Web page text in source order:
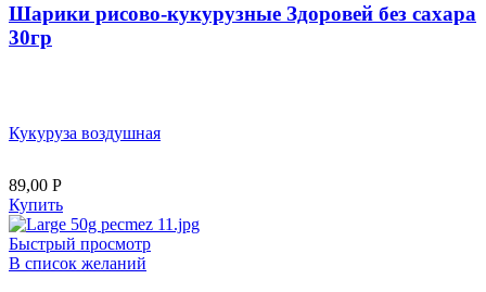
Шарики рисово-кукурузные Здоровей без сахара
30гр
Кукуруза воздушная
89,00 Р
Купить
Быстрый просмотр
В список желаний